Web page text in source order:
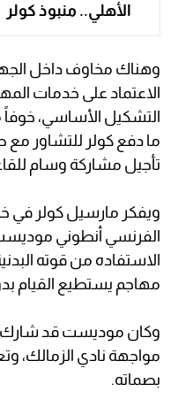
الأهلي.. منبوذ كولر
وهناك مخاوف داخل
الاعتماد على خدمات
التشكيل الأساسي،
ما دفع كولر للتشاور مع
تأجيل مشاركة وسام
ويفكر مارسيل كولر في
الفرنسي أنطوني
الاستفاده من قوته
مهاجم يستطيع القيام
وكان موديست قد شارك
مواجهة نادي الزمالك،
بصماته.